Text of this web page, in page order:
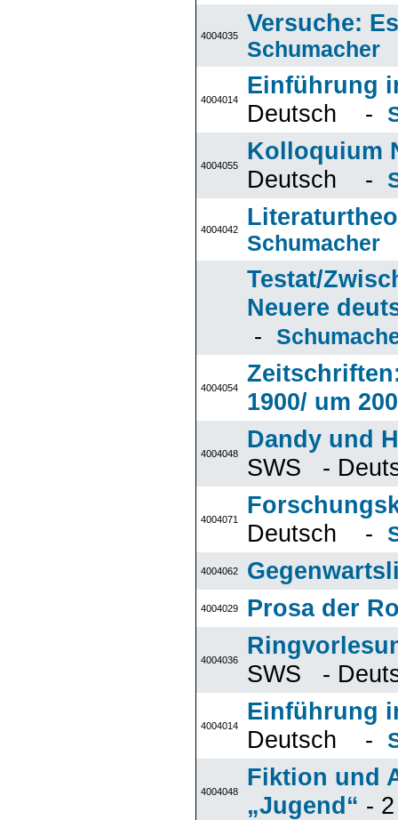
4004035 Versuche:
Schumacher
4004014
Einführung
Deutsch -
4004055
Kolloquium
Deutsch -
4004042
Schumacher
Testat/
Neuere
-
4004054
1900/ um
4004048
Dandy und
SWS -
4004071
Deutsch -
4004062
4004029 Prosa der
4004036
SWS -
4004014
Einführung
Deutsch -
4004048
Fiktion und
„Jugend“ -